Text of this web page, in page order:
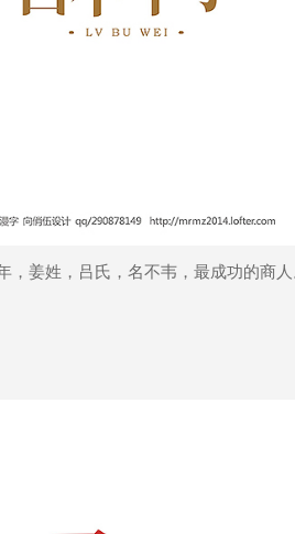
姜姓，吕氏，名不韦，最成功的商